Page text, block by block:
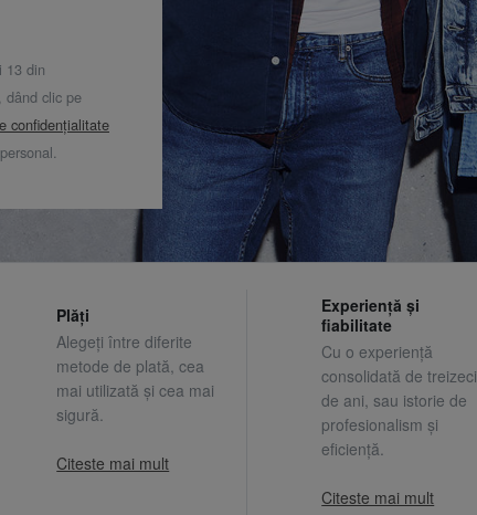
13 din
dând clic pe
confidențialitate
Plăți
Alegeți între diferite
metode de plată, cea
mai utilizată și cea mai
sigură.
Citeste mai mult
Experiență și
fiabilitate
Cu o experiență
consolidată de treizeci
de ani, sau istorie de
profesionalism și
eficiență.
Citeste mai mult